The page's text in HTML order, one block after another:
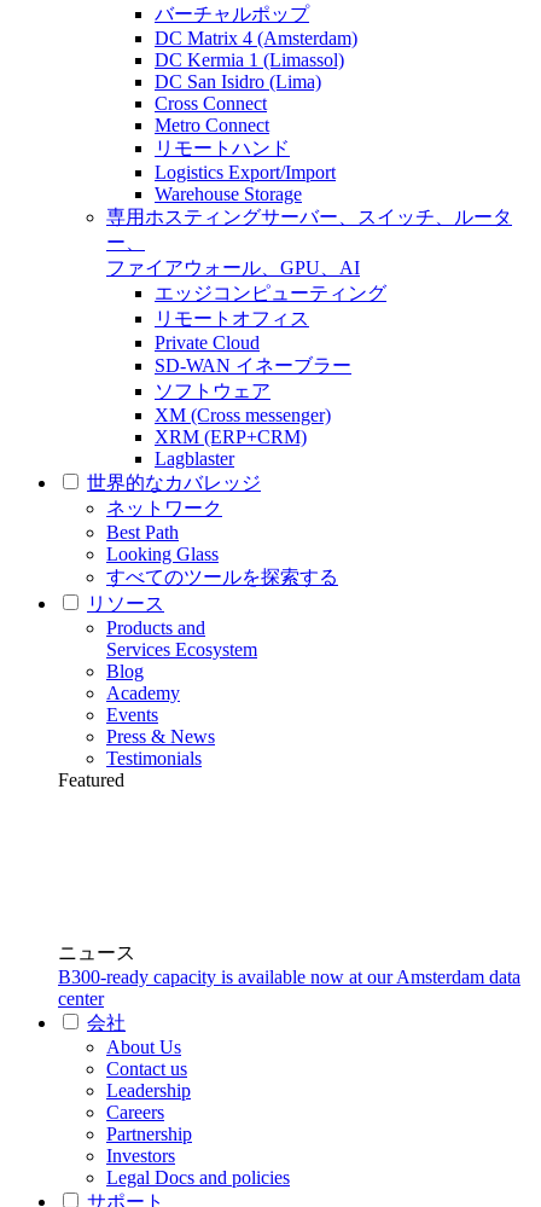
バーチャルポップ
DC Matrix 4 (Amsterdam)
DC Kermia 1 (Limassol)
DC San Isidro (Lima)
Cross Connect
Metro Connect
リモートハンド
Logistics Export/Import
Warehouse Storage
専用ホスティングサーバー、スイッチ、ルータ
ー、
ファイアウォール、GPU、AI
エッジコンピューティング
リモートオフィス
Private Cloud
SD-WAN イネーブラー
ソフトウェア
XM (Cross messenger)
XRM (ERP+CRM)
Lagblaster
世界的なカバレッジ
ネットワーク
Best Path
Looking Glass
すべてのツールを探索する
リソース
Products and
Services Ecosystem
Blog
Academy
Events
Press & News
Testimonials
Featured
ニュース
B300-ready capacity is available now at our Amsterdam data
center
会社
About Us
Contact us
Leadership
Careers
Partnership
Investors
Legal Docs and policies
サポート